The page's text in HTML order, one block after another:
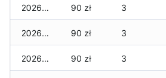
2026-06-17 90 zł 3
2026-06-16 90 zł 3
2026-06-15 90 zł 3